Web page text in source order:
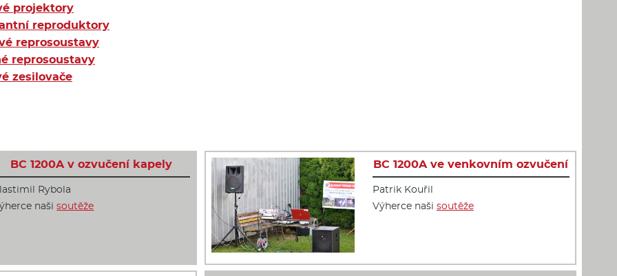
projektory
reproduktory
reprosoustavy
reprosoustavy
zesilovače
BC 1200A v ozvučení kapely
Rybola
našisoutěže
BC 1200A ve venkovním ozvučení
Patrik Kouřil
Výherce naši soutěže